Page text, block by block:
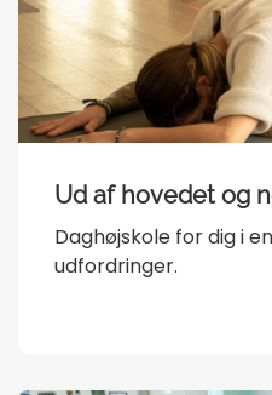
Ud af hovedet og
Daghøjskole for dig i
udfordringer.